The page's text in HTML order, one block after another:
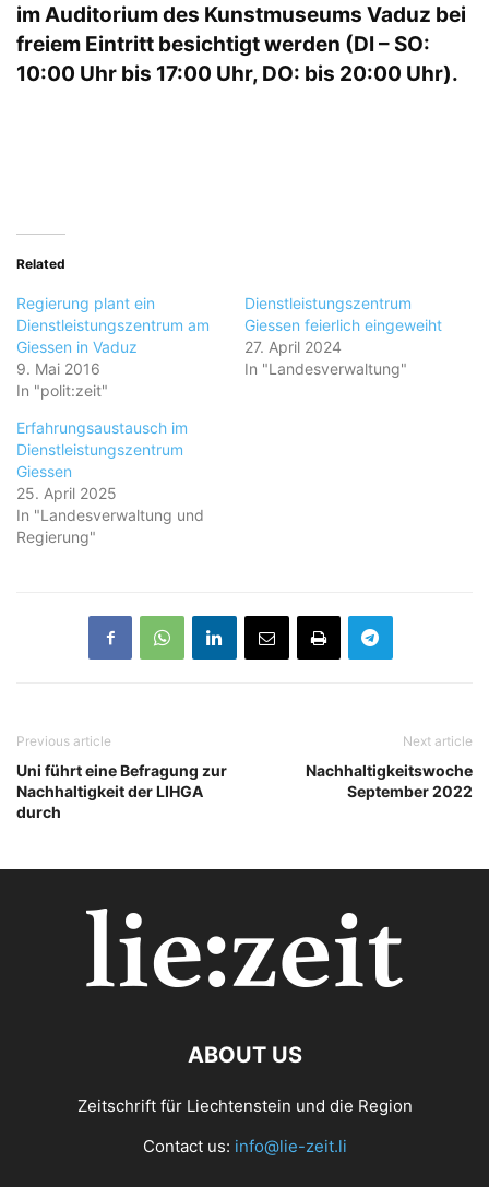
im Auditorium des Kunstmuseums Vaduz bei
freiem Eintritt besichtigt werden (DI – SO:
10:00 Uhr bis 17:00 Uhr, DO: bis 20:00 Uhr).
Related
Regierung plant ein
Dienstleistungszentrum am
Giessen in Vaduz
9. Mai 2016
In "polit:zeit"
Dienstleistungszentrum
Giessen feierlich eingeweiht
27. April 2024
In "Landesverwaltung"
Erfahrungsaustausch im
Dienstleistungszentrum
Giessen
25. April 2025
In "Landesverwaltung und
Regierung"
Previous article
Uni führt eine Befragung zur
Nachhaltigkeit der LIHGA
durch
Next article
Nachhaltigkeitswoche
September 2022
ABOUT US
Zeitschrift für Liechtenstein und die Region
Contact us: info@lie-zeit.li